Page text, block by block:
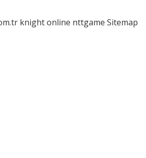
knight online nttgame Sitemap